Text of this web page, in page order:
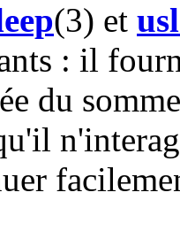
(3) et
: il
du